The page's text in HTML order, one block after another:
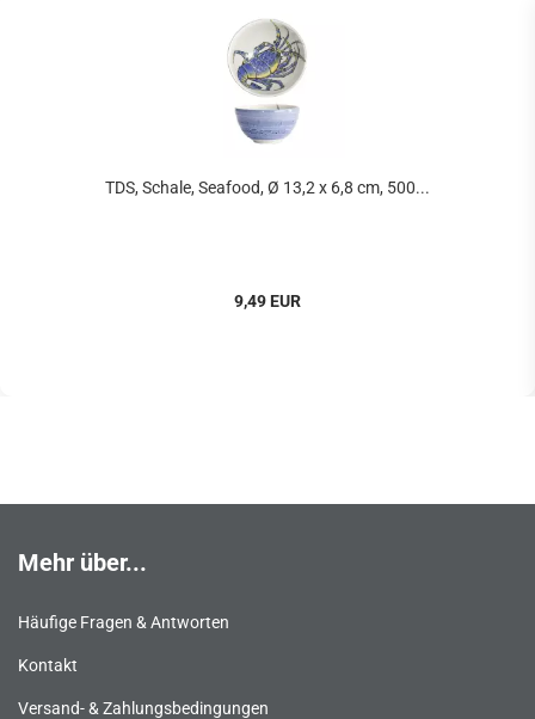
TDS, Schale, Seafood, Ø 13,2 x 6,8 cm, 500...
9,49 EUR
Mehr über...
Häufige Fragen & Antworten
Kontakt
Versand- & Zahlungsbedingungen